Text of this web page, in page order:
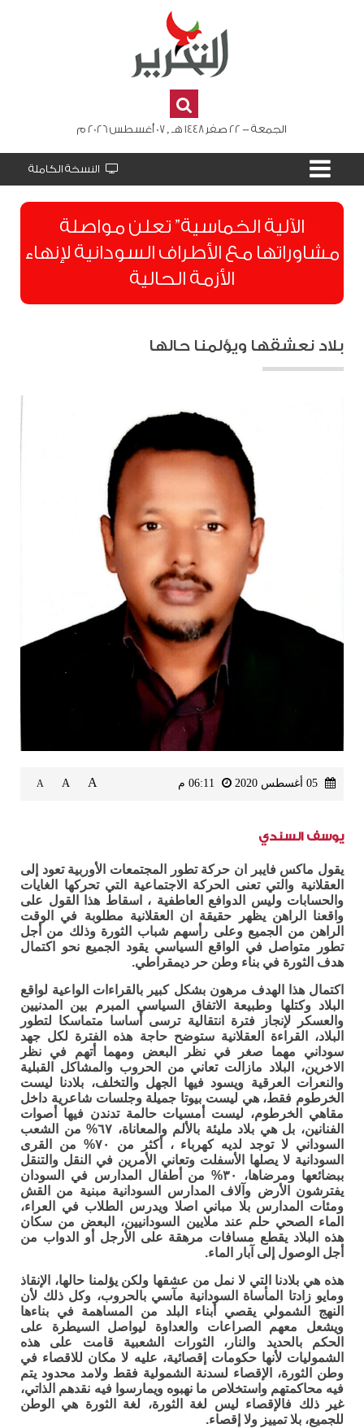
الجمعة - 22 صفر 1448 هـ , 07 أغسطس 2026 م
النسخة الكاملة
الآلية الخماسية” تعلن مواصلة
مشاوراتها مع الأطراف السودانية لإنهاء
الأزمة الحالية
بلاد نعشقها ويؤلمنا حالها
A
A
A
يوسف السندي
يقول ماكس فايبر ان حركة تطور المجتمعات الأوربية تعود إلى
العقلانية والتي تعنى الحركة الاجتماعية التي تحركها الغايات
والحسابات وليس الدوافع العاطفية ، اسقاط هذا القول على
واقعنا الراهن يظهر حقيقة ان العقلانية مطلوبة في الوقت
الراهن من الجميع وعلى رأسهم شباب الثورة وذلك من أجل
تطور متواصل في الواقع السياسي يقود الجميع نحو اكتمال
هدف الثورة في بناء وطن حر ديمقراطي.
اكتمال هذا الهدف مرهون بشكل كبير بالقراءات الواعية لواقع
البلاد وكتلها وطبيعة الاتفاق السياسي المبرم بين المدنيين
والعسكر لإنجاز فترة انتقالية ترسى أساسا متماسكا لتطور
البلاد، القراءة العقلانية ستوضح حاجة هذه الفترة لكل جهد
سوداني مهما صغر في نظر البعض ومهما أتهم في نظر
الاخرين، البلاد مازالت تعاني من الحروب والمشاكل القبلية
والنعرات العرقية ويسود فيها الجهل والتخلف، بلادنا ليست
الخرطوم فقط، هي ليست بيوتا جميلة وجلسات شاعرية داخل
مقاهي الخرطوم، ليست أمسيات حالمة تدندن فيها أصوات
الفنانين، بل هي بلاد مليئة بالألم والمعاناة، ٦٧% من الشعب
السوداني لا توجد لديه كهرباء ، أكثر من ٧٠% من القرى
السودانية لا يصلها الأسفلت وتعاني الأمرين في النقل والتنقل
ببضائعها ومرضاها، ٣٠% من أطفال المدارس في السودان
يفترشون الأرض وآلاف المدارس السودانية مبنية من القش
ومئات المدارس بلا مباني اصلا ويدرس الطلاب في العراء،
الماء الصحي حلم عند ملايين السودانيين، البعض من سكان
هذه البلاد يقطع مسافات مرهقة على الأرجل أو الدواب من
أجل الوصول إلى آبار الماء.
هذه هي بلادنا التي لا نمل من عشقها ولكن يؤلمنا حالها، الإنقاذ
ومايو زادتا المأساة السودانية مآسي بالحروب، وكل ذلك لأن
النهج الشمولي يقصي أبناء البلد من المساهمة في بناءها
ويشعل معهم الصراعات والعداوة ليواصل السيطرة على
الحكم بالحديد والنار، الثورات الشعبية قامت على هذه
الشموليات لأنها حكومات إقصائية، عليه لا مكان للاقصاء في
وطن الثورة، الإقصاء لسدنة الشمولية فقط ولامد محدود يتم
فيه محاكمتهم واستخلاص ما نهبوه ويمارسوا فيه نقدهم الذاتي،
غير ذلك فالإقصاء ليس لغة الثورة، لغة الثورة هي الوطن
للجميع، بلا تمييز ولا إقصاء.